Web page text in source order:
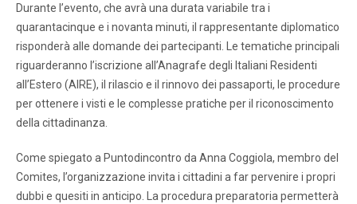
Durante l’evento, che avrà una durata variabile tra i
quarantacinque e i novanta minuti, il rappresentante diplomatico
risponderà alle domande dei partecipanti. Le tematiche principali
riguarderanno l’iscrizione all’Anagrafe degli Italiani Residenti
all’Estero (AIRE), il rilascio e il rinnovo dei passaporti, le procedure
per ottenere i visti e le complesse pratiche per il riconoscimento
della cittadinanza.
Come spiegato a Puntodincontro da Anna Coggiola, membro del
Comites, l’organizzazione invita i cittadini a far pervenire i propri
dubbi e quesiti in anticipo. La procedura preparatoria permetterà